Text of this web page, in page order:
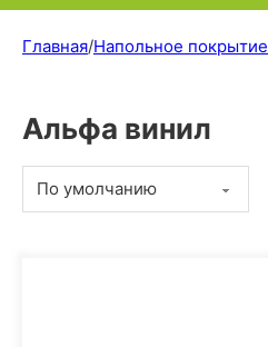
Главная/Напольное покрытие
Альфа винил